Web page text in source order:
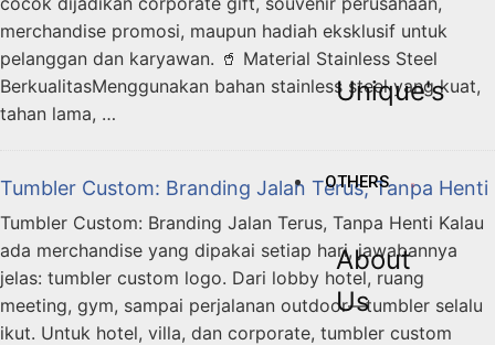
Unique's
OTHERS
About
Us
merchandise promosi, maupun hadiah eksklusif untuk
pelanggan dan karyawan. 🥤 Material Stainless Steel
BerkualitasMenggunakan bahan stainless steel yang kuat,
tahan lama, …
Tumbler Custom: Branding Jalan Terus, Tanpa Henti
Tumbler Custom: Branding Jalan Terus, Tanpa Henti Kalau
ada merchandise yang dipakai setiap hari, jawabannya
jelas: tumbler custom logo. Dari lobby hotel, ruang
meeting, gym, sampai perjalanan outdoor—tumbler selalu
ikut. Untuk hotel, villa, dan corporate, tumbler custom